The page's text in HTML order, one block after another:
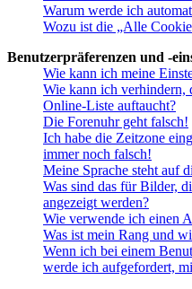
Warum werde ich
Wozu ist die „Alle
Benutzerpräferenzen und -
Wie kann ich meine
Wie kann ich verhindern,
Online-Liste auftaucht?
Die Forenuhr geht falsch!
Ich habe die Zeitzone
immer noch falsch!
Meine Sprache steht auf
Was sind das für Bilder,
angezeigt werden?
Wie verwende ich einen
Was ist mein Rang und
Wenn ich bei einem
werde ich aufgefordert,